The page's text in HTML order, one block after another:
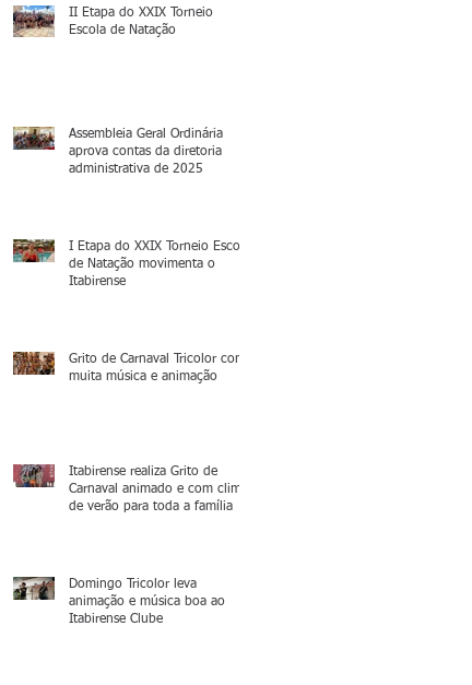
II Etapa do XXIX Torneio
Escola de Natação
Assembleia Geral Ordinária
aprova contas da diretoria
administrativa de 2025
I Etapa do XXIX Torneio Escola
de Natação movimenta o
Itabirense
Grito de Carnaval Tricolor com
muita música e animação
Itabirense realiza Grito de
Carnaval animado e com clima
de verão para toda a família
Domingo Tricolor leva
animação e música boa ao
Itabirense Clube